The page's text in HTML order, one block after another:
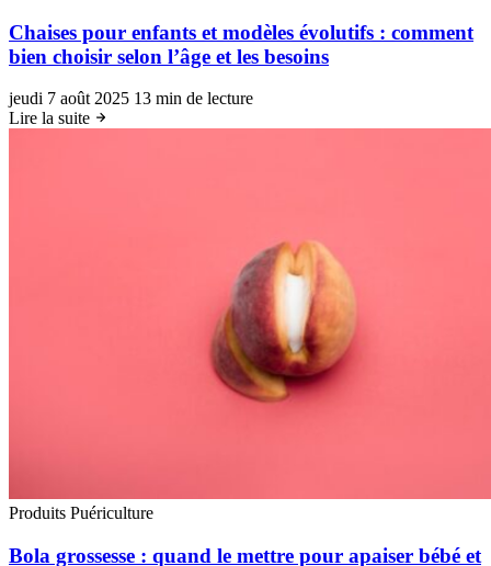
Chaises pour enfants et modèles évolutifs : comment
bien choisir selon l’âge et les besoins
jeudi 7 août 2025 13 min de lecture
Lire la suite
Produits Puériculture
Bola grossesse : quand le mettre pour apaiser bébé et